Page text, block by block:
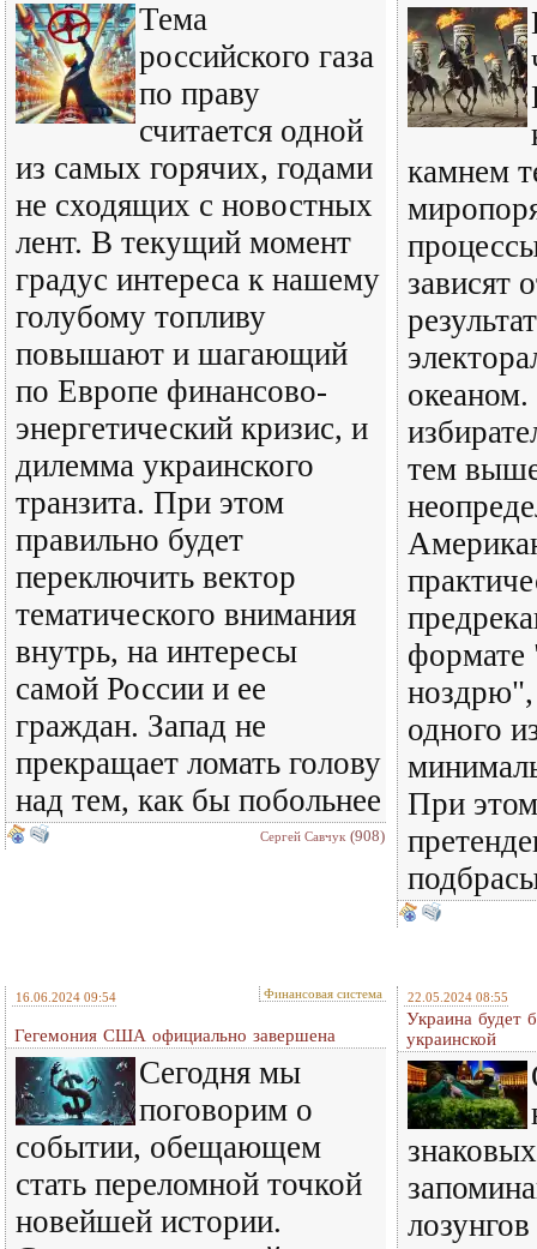
Тема
российского газа
по праву
считается одной
из самых горячих, годами
не сходящих с новостных
лент. В текущий момент
градус интереса к нашему
голубому топливу
повышают и шагающий
по Европе финансово-
энергетический кризис, и
дилемма украинского
транзита. При этом
правильно будет
переключить вектор
тематического внимания
внутрь, на интересы
самой России и ее
граждан. Запад не
прекращает ломать голову
над тем, как бы побольнее
Сергей Савчук (908)
камнем
зависят
тем
формате
ноздрю",
одного
При
16.06.2024 09:54 Финансовая система
Гегемония США официально завершена
Сегодня мы
поговорим о
событии, обещающем
стать переломной точкой
новейшей истории.
22.05.2024 08:55
Украина будет
украинской